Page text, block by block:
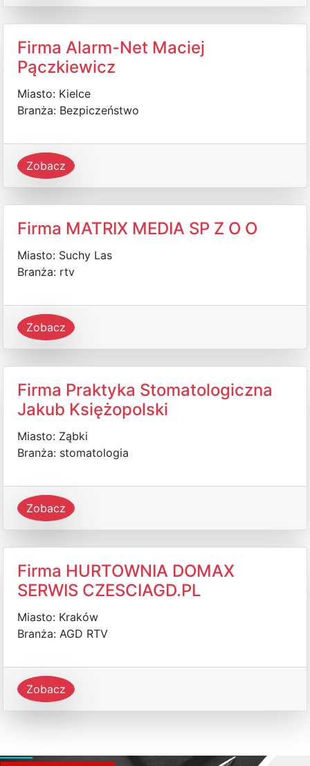
Firma Alarm-Net Maciej
Pączkiewicz
Miasto: Kielce
Branża: Bezpiczeństwo
Zobacz
Firma MATRIX MEDIA SP Z O O
Miasto: Suchy Las
Branża: rtv
Zobacz
Firma Praktyka Stomatologiczna
Jakub Księżopolski
Miasto: Ząbki
Branża: stomatologia
Zobacz
Firma HURTOWNIA DOMAX
SERWIS CZESCIAGD.PL
Miasto: Kraków
Branża: AGD RTV
Zobacz